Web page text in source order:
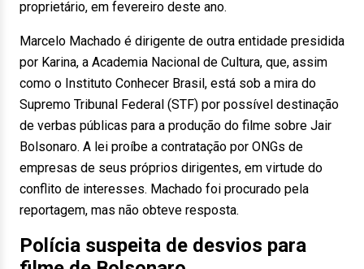
proprietário, em fevereiro deste ano.
Marcelo Machado é dirigente de outra entidade presidida
por Karina, a Academia Nacional de Cultura, que, assim
como o Instituto Conhecer Brasil, está sob a mira do
Supremo Tribunal Federal (STF) por possível destinação
de verbas públicas para a produção do filme sobre Jair
Bolsonaro. A lei proíbe a contratação por ONGs de
empresas de seus próprios dirigentes, em virtude do
conflito de interesses. Machado foi procurado pela
reportagem, mas não obteve resposta.
Polícia suspeita de desvios para